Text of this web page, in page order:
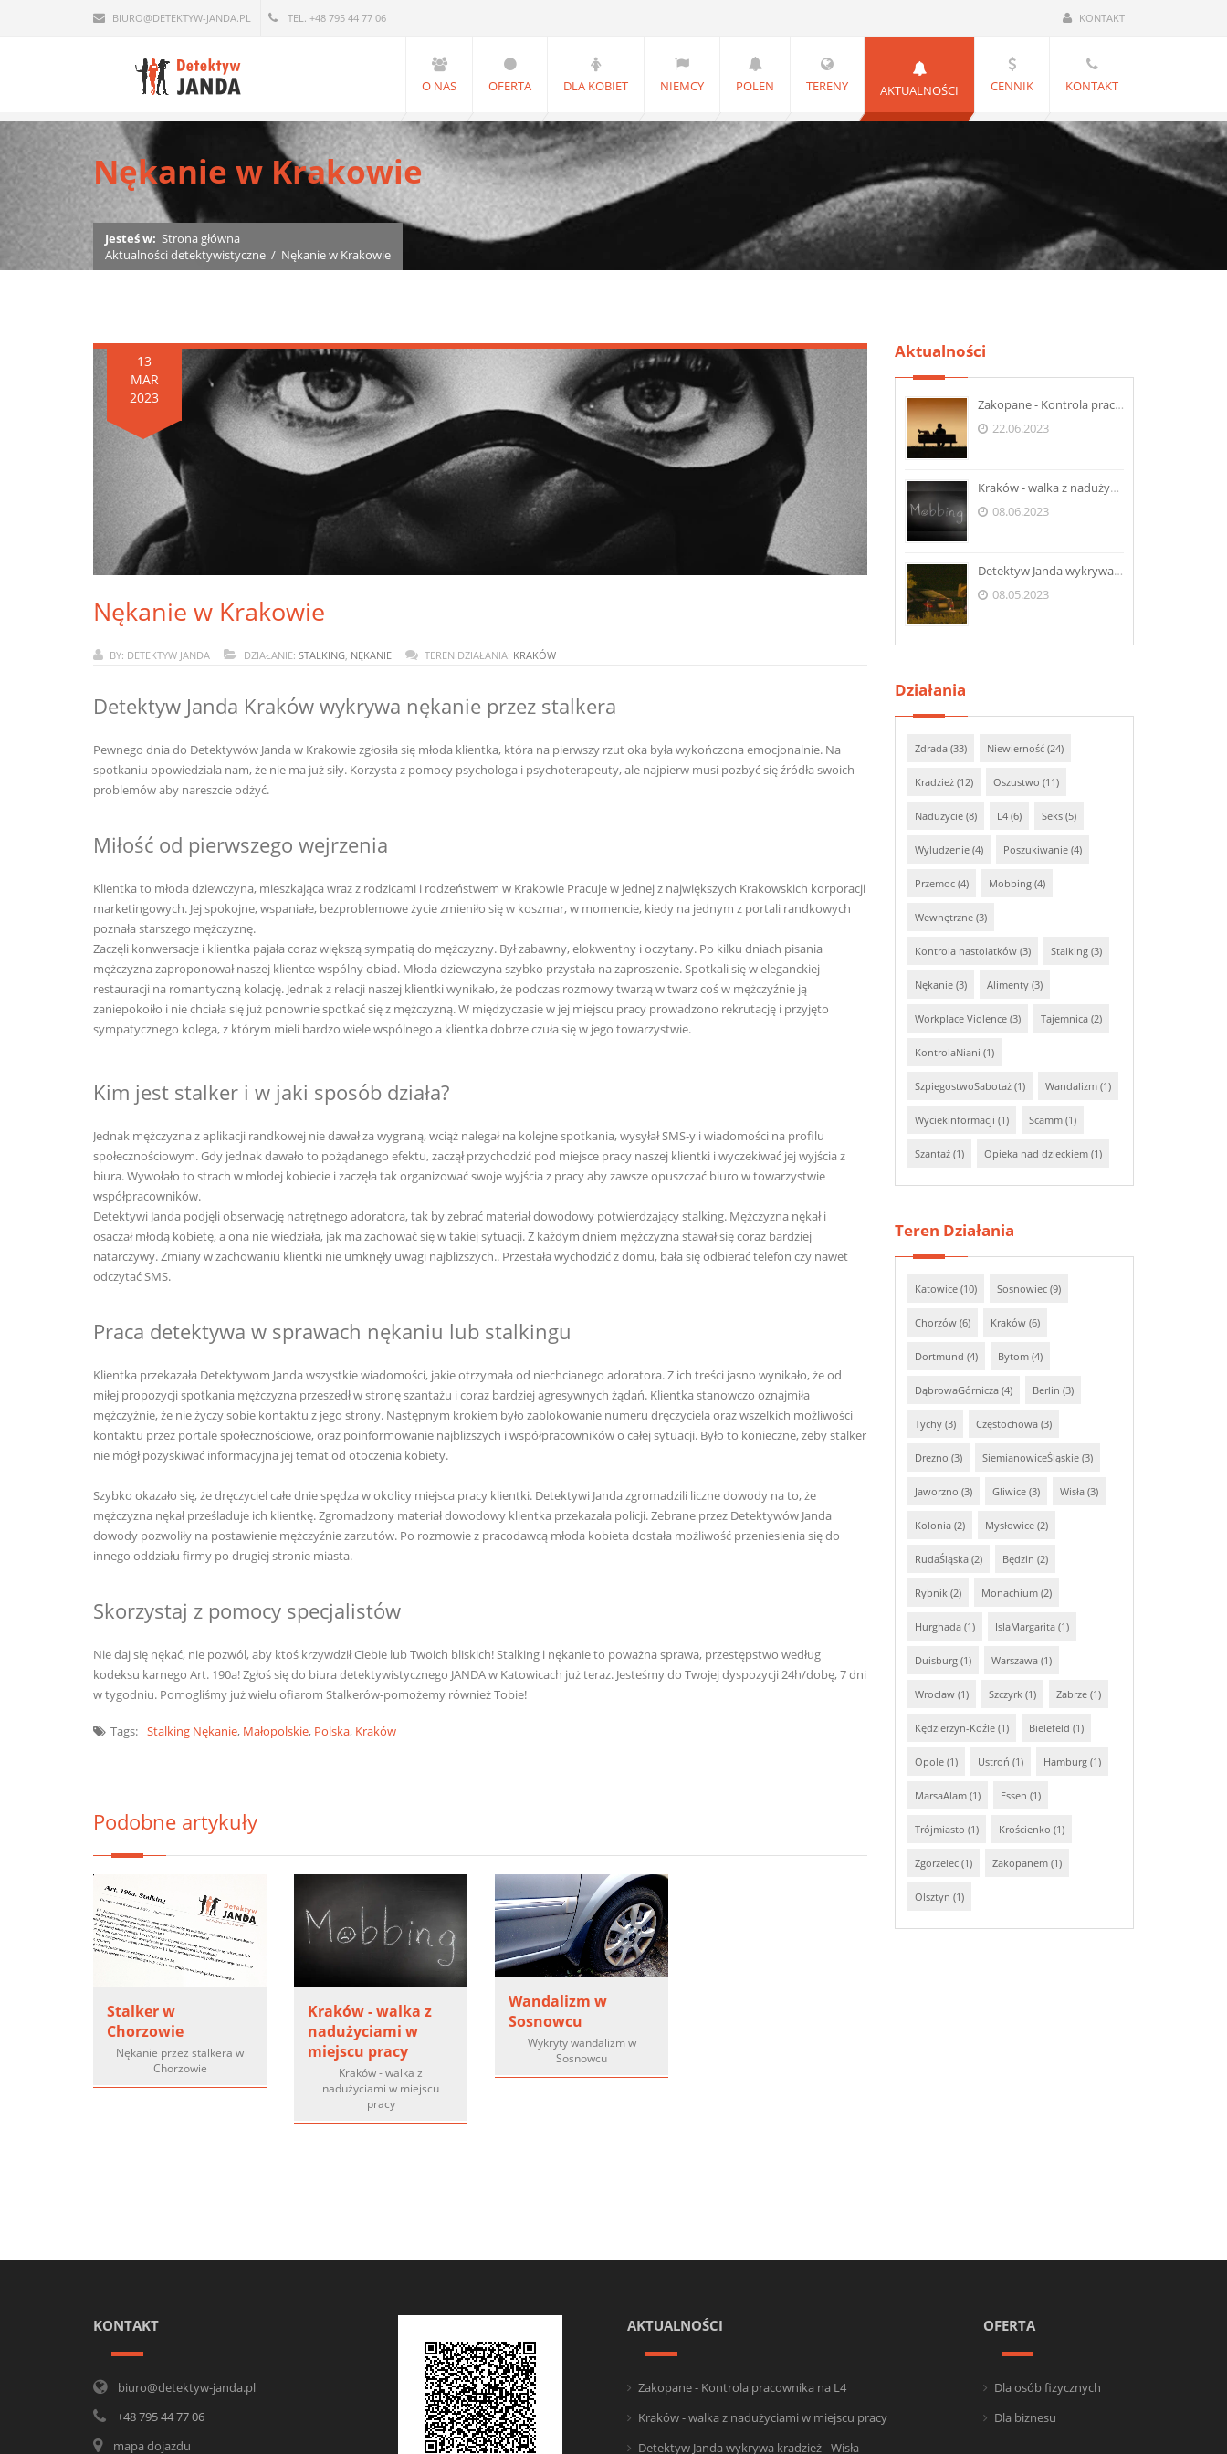
BIURO@DETEKTYW-JANDA.PL TEL. +48 795 44 77 06 KONTAKT
O NAS OFERTA DLA KOBIET NIEMCY POLEN TERENY AKTUALNOŚCI CENNIK KONTAKT
Nękanie w Krakowie
Jesteś w: Strona główna
Aktualności detektywistyczne / Nękanie w Krakowie
13
MAR
2023
Nękanie w Krakowie
BY: DETEKTYW JANDA DZIAŁANIE: STALKING NĘKANIE TEREN DZIAŁANIA: KRAKÓW
Detektyw Janda Kraków wykrywa nękanie przez stalkera
Pewnego dnia do Detektywów Janda w Krakowie zgłosiła się młoda klientka, która na pierwszy rzut oka była wykończona emocjonalnie. Na
spotkaniu opowiedziała nam, że nie ma już siły. Korzysta z pomocy psychologa i psychoterapeuty, ale najpierw musi pozbyć się źródła swoich
problemów aby nareszcie odżyć.
Miłość od pierwszego wejrzenia
Klientka to młoda dziewczyna, mieszkająca wraz z rodzicami i rodzeństwem w Krakowie Pracuje w jednej z największych Krakowskich korporacji
marketingowych. Jej spokojne, wspaniałe, bezproblemowe życie zmieniło się w koszmar, w momencie, kiedy na jednym z portali randkowych
poznała starszego mężczyznę.
Zaczęli konwersacje i klientka pajała coraz większą sympatią do mężczyzny. Był zabawny, elokwentny i oczytany. Po kilku dniach pisania
mężczyzna zaproponował naszej klientce wspólny obiad. Młoda dziewczyna szybko przystała na zaproszenie. Spotkali się w eleganckiej
restauracji na romantyczną kolację. Jednak z relacji naszej klientki wynikało, że podczas rozmowy twarzą w twarz coś w mężczyźnie ją
zaniepokoiło i nie chciała się już ponownie spotkać się z mężczyzną. W międzyczasie w jej miejscu pracy prowadzono rekrutację i przyjęto
sympatycznego kolega, z którym mieli bardzo wiele wspólnego a klientka dobrze czuła się w jego towarzystwie.
Kim jest stalker i w jaki sposób działa?
Jednak mężczyzna z aplikacji randkowej nie dawał za wygraną, wciąż nalegał na kolejne spotkania, wysyłał SMS-y i wiadomości na profilu
społecznościowym. Gdy jednak dawało to pożądanego efektu, zaczął przychodzić pod miejsce pracy naszej klientki i wyczekiwać jej wyjścia z
biura. Wywołało to strach w młodej kobiecie i zaczęła tak organizować swoje wyjścia z pracy aby zawsze opuszczać biuro w towarzystwie
współpracowników.
Detektywi Janda podjęli obserwację natrętnego adoratora, tak by zebrać materiał dowodowy potwierdzający stalking. Mężczyzna nękał i
osaczał młodą kobietę, a ona nie wiedziała, jak ma zachować się w takiej sytuacji. Z każdym dniem mężczyzna stawał się coraz bardziej
natarczywy. Zmiany w zachowaniu klientki nie umknęły uwagi najbliższych.. Przestała wychodzić z domu, bała się odbierać telefon czy nawet
odczytać SMS.
Praca detektywa w sprawach nękaniu lub stalkingu
Klientka przekazała Detektywom Janda wszystkie wiadomości, jakie otrzymała od niechcianego adoratora. Z ich treści jasno wynikało, że od
miłej propozycji spotkania mężczyzna przeszedł w stronę szantażu i coraz bardziej agresywnych żądań. Klientka stanowczo oznajmiła
mężczyźnie, że nie życzy sobie kontaktu z jego strony. Następnym krokiem było zablokowanie numeru dręczyciela oraz wszelkich możliwości
kontaktu przez portale społecznościowe, oraz poinformowanie najbliższych i współpracowników o całej sytuacji. Było to konieczne, żeby stalker
nie mógł pozyskiwać informacyjna jej temat od otoczenia kobiety.
Szybko okazało się, że dręczyciel całe dnie spędza w okolicy miejsca pracy klientki. Detektywi Janda zgromadzili liczne dowody na to, że
mężczyzna nękał prześladuje ich klientkę. Zgromadzony materiał dowodowy klientka przekazała policji. Zebrane przez Detektywów Janda
dowody pozwoliły na postawienie mężczyźnie zarzutów. Po rozmowie z pracodawcą młoda kobieta dostała możliwość przeniesienia się do
innego oddziału firmy po drugiej stronie miasta.
Skorzystaj z pomocy specjalistów
Nie daj się nękać, nie pozwól, aby ktoś krzywdził Ciebie lub Twoich bliskich! Stalking i nękanie to poważna sprawa, przestępstwo według
kodeksu karnego Art. 190a! Zgłoś się do biura detektywistycznego JANDA w Katowicach już teraz. Jesteśmy do Twojej dyspozycji 24h/dobę, 7 dni
w tygodniu. Pomogliśmy już wielu ofiarom Stalkerów-pomożemy również Tobie!
Tags: Stalking Nękanie, Małopolskie, Polska, Kraków
Podobne artykuły
Stalker w
Chorzowie
Nękanie przez stalkera w
Chorzowie
Kraków - walka z
nadużyciami w
miejscu pracy
Kraków - walka z
nadużyciami w miejscu
pracy
Wandalizm w
Sosnowcu
Wykryty wandalizm w
Sosnowcu
Aktualności
Zakopane - Kontrola pracownika na L4
22.06.2023
Kraków - walka z nadużyciami w miejscu pracy
08.06.2023
Detektyw Janda wykrywa kradzież - Wisła
08.05.2023
Działania
Zdrada (33) Niewierność (24)
Kradzież (12) Oszustwo (11)
Nadużycie (8) L4 (6) Seks (5)
Wyludzenie (4) Poszukiwanie (4)
Przemoc (4) Mobbing (4)
Wewnętrzne (3)
Kontrola nastolatków (3) Stalking (3)
Nękanie (3) Alimenty (3)
Workplace Violence (3) Tajemnica (2)
KontrolaNiani (1)
SzpiegostwoSabotaż (1) Wandalizm (1)
Wyciekinformacji (1) Scamm (1)
Szantaż (1) Opieka nad dzieckiem (1)
Teren Działania
Katowice (10) Sosnowiec (9)
Chorzów (6) Kraków (6)
Dortmund (4) Bytom (4)
DąbrowaGórnicza (4) Berlin (3)
Tychy (3) Częstochowa (3)
Drezno (3) SiemianowiceŚląskie (3)
Jaworzno (3) Gliwice (3) Wisła (3)
Kolonia (2) Mysłowice (2)
RudaŚląska (2) Będzin (2)
Rybnik (2) Monachium (2)
Hurghada (1) IslaMargarita (1)
Duisburg (1) Warszawa (1)
Wrocław (1) Szczyrk (1) Zabrze (1)
Kędzierzyn-Koźle (1) Bielefeld (1)
Opole (1) Ustroń (1) Hamburg (1)
MarsaAlam (1) Essen (1)
Trójmiasto (1) Krościenko (1)
Zgorzelec (1) Zakopanem (1)
Olsztyn (1)
KONTAKT
biuro@detektyw-janda.pl
+48 795 44 77 06
mapa dojazdu
AKTUALNOŚCI
Zakopane - Kontrola pracownika na L4
Kraków - walka z nadużyciami w miejscu pracy
Detektyw Janda wykrywa kradzież - Wisła
OFERTA
Dla osób fizycznych
Dla biznesu